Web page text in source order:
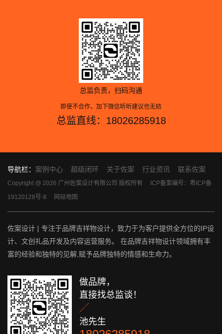
总监负责，扫码沟通
即使不合作，加下微信听听建议也无妨
总监直线：18026285918
导航栏： 案例中心 超级闭环 关于佐案 行业资讯 联系佐案
Copyright @ 2026 广州佐案设计有限公司 版权所有
ICP备案编号：粤ICP备
19120128号-8
网站地图
佐案设计 | 专注于品牌吉祥物设计，致力于为客户提供全方位的IP设
计、文创礼品开发及内容运营服务。 在品牌吉祥物设计领域拥有丰
富的经验和独特的见解,赋予品牌独特的情感和生命力。
做品牌，
直接找总监谈！

池先生